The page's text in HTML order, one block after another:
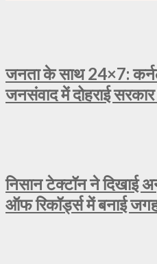
जनता के साथ 24×7:
जनसंवाद में दोहराई सरकार
निसान टेक्टॉन ने दिखाई
ऑफ रिकॉर्ड्स में बनाई